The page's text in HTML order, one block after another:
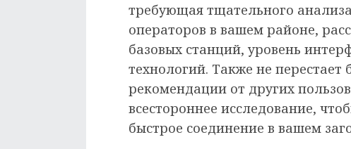
требующая тщательного
операторов в вашем районе,
базовых станций, уровень
технологий. Также не
рекомендации от других
всестороннее исследование,
быстрое соединение в вашем